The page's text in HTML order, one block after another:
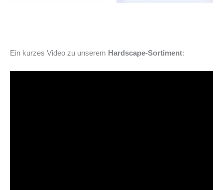
Ein kurzes Video zu unserem Hardscape-Sortiment: